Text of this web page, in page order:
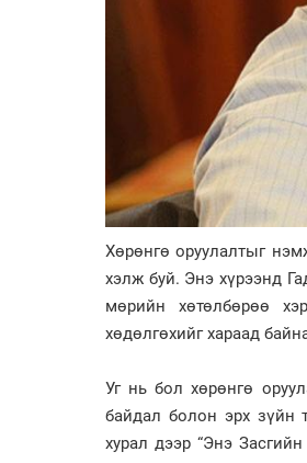
Хөрөнгө оруулалтыг
хэлж буй. Энэ хүрээнд
мөрийн хөтөлбөрөө
хөдөлгөхийг хараад
Уг нь бол хөрөнгө
байдал болон эрх зүйн
хурал дээр “Энэ